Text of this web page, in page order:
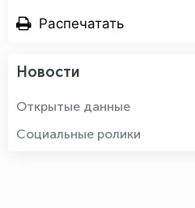
Распечатать
Новости
Открытые данные
Социальные ролики